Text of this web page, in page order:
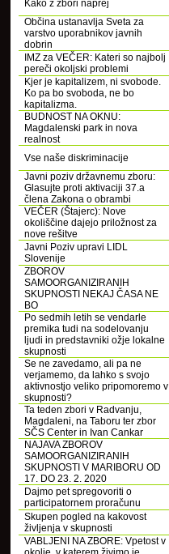
Kako z zbori naprej
Občina ustanavlja Sveta za
varstvo uporabnikov javnih
dobrin
IMZ za VEČER: Kateri so najbolj
pereči okoljski problemi
Kjer je kapitalizem, ni svobode.
Ko pa bo svoboda, ne bo
kapitalizma.
BUDNOST NA OKNU:
Magdalenski park in nova
realnost
Vse naše diskriminacije
Javni poziv državnemu zboru:
Glasujte proti aktivaciji 37.a
člena Zakona o obrambi
VEČER (Štajerc): Nove
okoliščine dajejo priložnost za
nove rešitve
Javni Poziv upravi LIDL
Slovenije
ZBOROV
SAMOORGANIZIRANIH
SKUPNOSTI NEKAJ ČASA NE
BO
Po sedmih letih se vendarle
premika tudi na sodelovanju
ljudi in predstavniki ožje lokalne
skupnosti
Se ne zavedamo, ali pa ne
verjamemo, da lahko s svojo
aktivnostjo veliko pripomoremo v
skupnosti?
Ta teden zbori v Radvanju,
Magdaleni, na Taboru ter zbor
SČS Center in Ivan Cankar
NAJAVA ZBOROV
SAMOORGANIZIRANIH
SKUPNOSTI V MARIBORU OD
17. DO 23. 2. 2020
Dajmo pet spregovoriti o
participatornem proračunu
Skupen pogled na kakovost
življenja v skupnosti
VABLJENI NA ZBORE: Vpetost v